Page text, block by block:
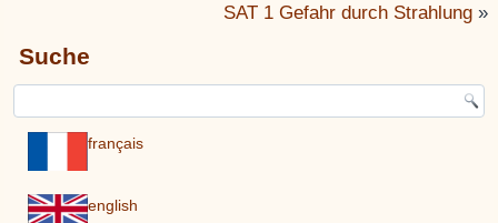
SAT 1 Gefahr durch Strahlung»
Suche
français
english